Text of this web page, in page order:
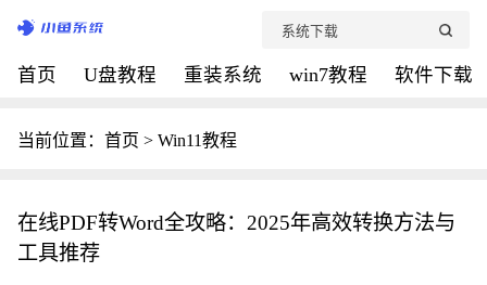
首页 U盘教程 重装系统 win7教程 软件下载
当前位置： 首页 > Win11教程
在线PDF转Word全攻略：2025年高效转换方法与
工具推荐